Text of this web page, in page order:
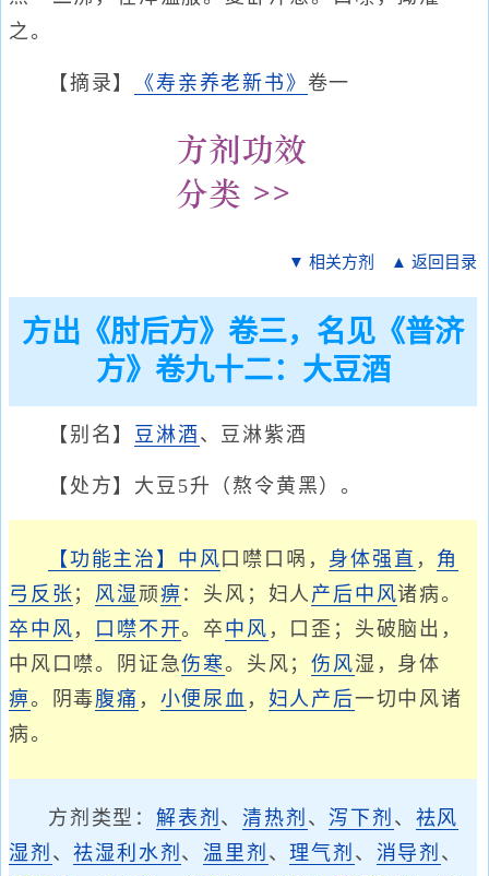
之。
【摘录】 《寿亲养老新书》 卷一
▼ 相关方剂 ▲ 返回目录
方出《肘后方》卷三，名见《普济
方》卷九十二：大豆酒
【别名】 豆淋酒 、豆淋紫酒
【处方】大豆5升（熬令黄黑）。
【功能主治】 中风 口噤口㖞， 身体强直 ， 角
弓反张 ； 风湿 顽痹 ：头风；妇人 产后中风诸病。
卒中风 ， 口噤不开。卒 中风 ，口歪；头破脑出，
中风口噤。阴证急伤寒。头风；伤风湿，身体
痹。阴毒腹痛 ， 小便 尿血 ， 妇人产后一切中风诸
病。
方剂类型： 解表剂 、清热剂 、 泻下剂 、 祛风
湿剂 、祛湿利水剂 、温里剂 、理气剂 、 消导剂 、